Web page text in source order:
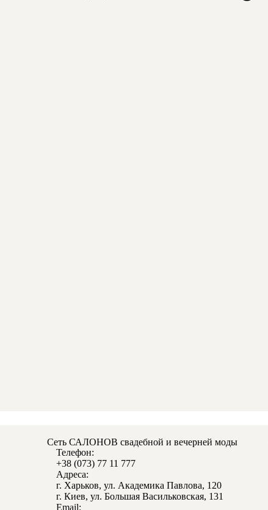
Сеть САЛОНОВ свадебной и вечерней моды
Телефон:
+38 (073) 77 11 777
Адреса:
г. Харьков, ул. Академика Павлова, 120
г. Киев, ул. Большая Васильковская, 131
Email: